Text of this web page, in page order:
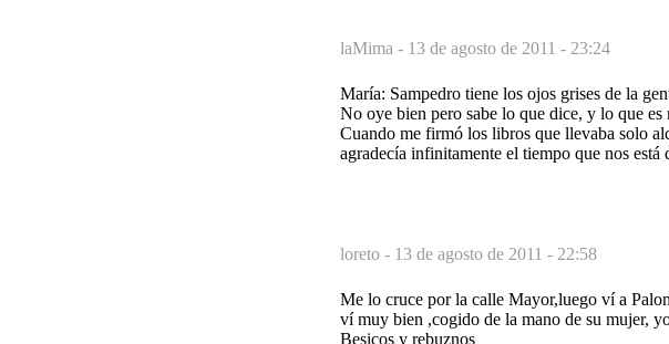
laMima - 13 de agosto de 2011 - 23:24
María: Sampedro tiene los ojos grises de la
No oye bien pero sabe lo que dice, y lo que es
Cuando me firmó los libros que llevaba solo
agradecía infinitamente el tiempo que nos está
loreto - 13 de agosto de 2011 - 22:58
Me lo cruce por la calle Mayor,luego ví a
ví muy bien ,cogido de la mano de su mujer,
Besicos y rebuznos